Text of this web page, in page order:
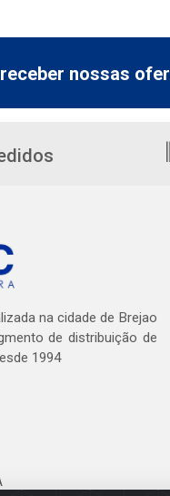
nossas
na cidade de Brejao
de distribuição de
1994